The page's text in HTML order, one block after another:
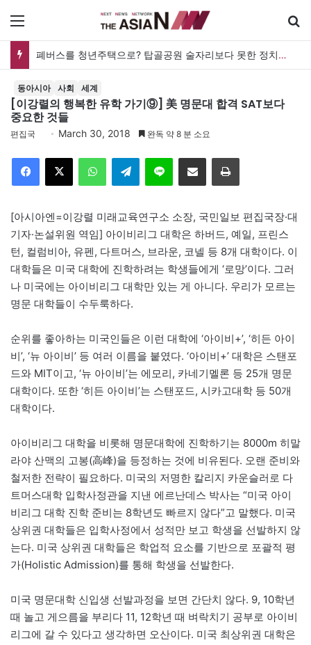
폐버스를 청년주택으로? 탑골공원 술자리보다 못한 정치의 상상력
동아시아 사회 세계
[이강렬의 행복한 유학 가기⑨] 美 명문대 합격 SAT보다
중요한 것들
편집국 March 30, 2018 완독 약 8 분 소요
Telegram 이메일
[아시아엔=이강렬 미래교육연구소 소장, 국민일보 편집국장·대
기자·논설위원 역임] 아이비리그 대학은 하버드, 예일, 프린스
턴, 컬럼비아, 유펜, 다트머스, 브라운, 코넬 등 8개 대학이다. 이
대학들은 미국 대학에 진학하려는 학생들에게 ‘로망’이다. 그러
나 미국에는 아이비리그 대학만 있는 게 아니다. 우리가 모르는
명문 대학들이 수두룩하다.
순위를 좋아하는 미국인들은 이런 대학에 ‘아이비+’, ‘히든 아이
비’, ‘뉴 아이비’ 등 여러 이름을 붙였다. ‘아이비+’ 대학은 스탠포
드와 MIT이고, ‘뉴 아이비’는 에모리, 카네기멜론 등 25개 명문
대학이다. 또한 ‘히든 아이비’는 스탠포드, 시카고대학 등 50개
대학이다.
아이비리그 대학을 비롯해 명문대학에 진학하기는 8000m 히말
라야 산맥의 고봉(高峰)을 등정하는 것에 비유된다. 오랜 준비와
철저한 전략이 필요하다. 미국의 저명한 칼리지 카운슬러로 다
트머스대학 입학사정관을 지낸 에르난데스 박사는 “미국 아이
비리그 대학 진학 준비는 8학년도 빠르지 않다”고 말했다. 미국
상위권 대학들은 입학사정에서 성적만 보고 학생을 선발하지 않
는다. 미국 상위권 대학들은 학업적 요소를 기반으로 포괄적 평
가(Holistic Admission)를 통해 학생을 선발한다.
미국 명문대학 신입생 선발과정을 보면 간단치 않다. 9, 10학년
때 놀고 게으름을 부리다 11, 12학년 때 벼락치기 공부로 아이비
리그에 갈 수 있다고 생각하면 오산이다. 미국 최상위권 대학은